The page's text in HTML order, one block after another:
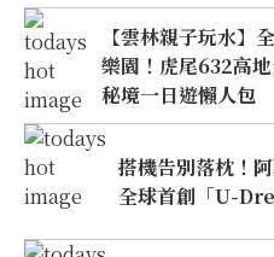
【雲林親子玩水】
樂園！虎尾632高
秘境一日遊懶人包
搭機告別落枕！
全球首創「U-